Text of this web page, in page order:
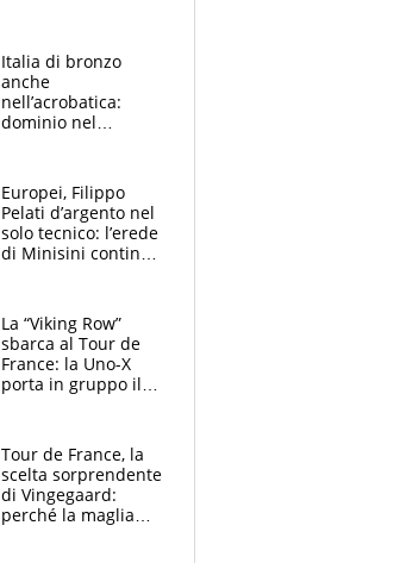
Italia di bronzo
anche
nell’acrobatica:
dominio nel
e compagni
continuare
Europei, Filippo
Pelati d’argento nel
solo tecnico: l’erede
di Minisini continua
mirino
La “Viking Row”
sbarca al Tour de
France: la Uno-X
porta in gruppo il
compagni
Tour de France, la
scelta sorprendente
di Vingegaard:
perché la maglia